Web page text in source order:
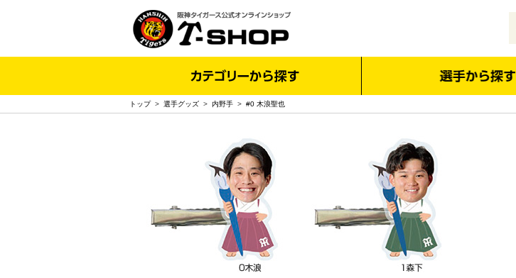
トップ> 選手グッズ > 内野手 > #0 木浪聖也